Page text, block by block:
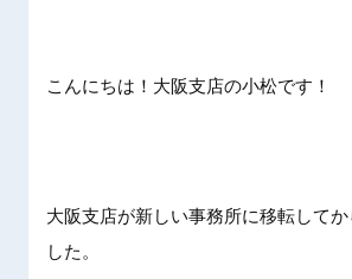
こんにちは！大阪支店の小松です！
大阪支店が新しい事務所に移転して
した。